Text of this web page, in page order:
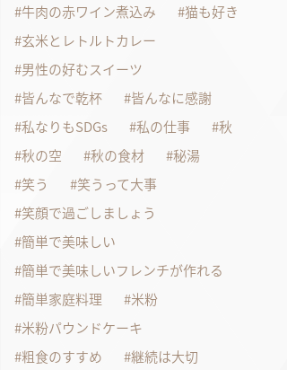
牛肉の赤ワイン煮込み
猫も好き
玄米とレトルトカレー
男性の好むスイーツ
皆んなで乾杯
皆んなに感謝
私なりもSDGs
私の仕事
秋
秋の空
秋の食材
秘湯
笑う
笑うって大事
笑顔で過ごしましょう
簡単で美味しい
簡単で美味しいフレンチが作れる
簡単家庭料理
米粉
米粉パウンドケーキ
粗食のすすめ
継続は大切